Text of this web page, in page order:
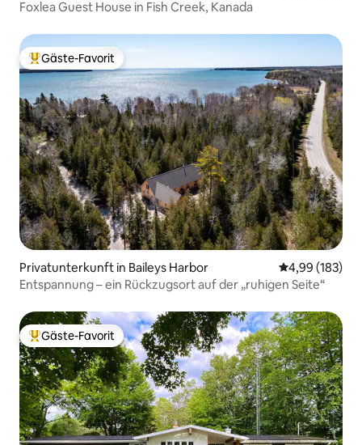
Foxlea Guest House in Fish Creek, Kanada
Beliebter Gäste-Favorit.
Gäste-Favorit
Privatunterkunft in Baileys Harbor
4,99 (183)
Entspannung – ein Rückzugsort auf der „ruhigen Seite“
Beliebter Gäste-Favorit.
Gäste-Favorit